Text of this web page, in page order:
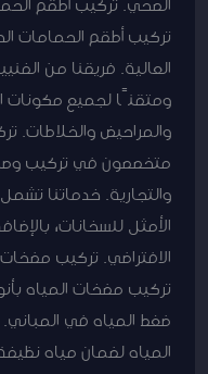
تركيب أطقم الحمامات
العالية. فريقنا من
ومتقنًا لجميع مكونات
والمراحيض والخلاطات.
متخصصون في تركيب
والتجارية. خدماتنا
الأمثل للسخانات،
الافتراضي. تركيب
تركيب مضخات المياه
ضغط المياه في
المياه لضمان مياه